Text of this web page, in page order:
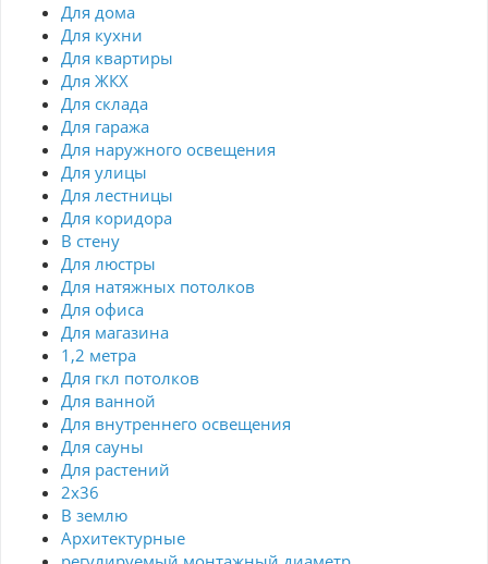
Для дома
Для кухни
Для квартиры
Для ЖКХ
Для склада
Для гаража
Для наружного освещения
Для улицы
Для лестницы
Для коридора
В стену
Для люстры
Для натяжных потолков
Для офиса
Для магазина
1,2 метра
Для гкл потолков
Для ванной
Для внутреннего освещения
Для сауны
Для растений
2х36
В землю
Архитектурные